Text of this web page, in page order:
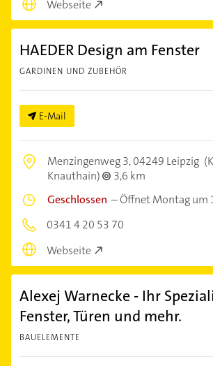
Webseite
HAEDER Design am Fenster
GARDINEN UND ZUBEHÖR
E-Mail
Menzingenweg 3,04249 Leipzig
Knauthain)
3,6 km
Geschlossen –Öffnet Montag um
0341 4 20 53 70
Webseite
Alexej Warnecke - Ihr
Fenster, Türen und mehr.
BAUELEMENTE